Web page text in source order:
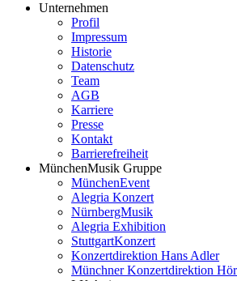
Unternehmen
Profil
Impressum
Historie
Datenschutz
Team
AGB
Karriere
Presse
Kontakt
Barrierefreiheit
MünchenMusik Gruppe
MünchenEvent
Alegria Konzert
NürnbergMusik
Alegria Exhibition
StuttgartKonzert
Konzertdirektion Hans Adler
Münchner Konzertdirektion